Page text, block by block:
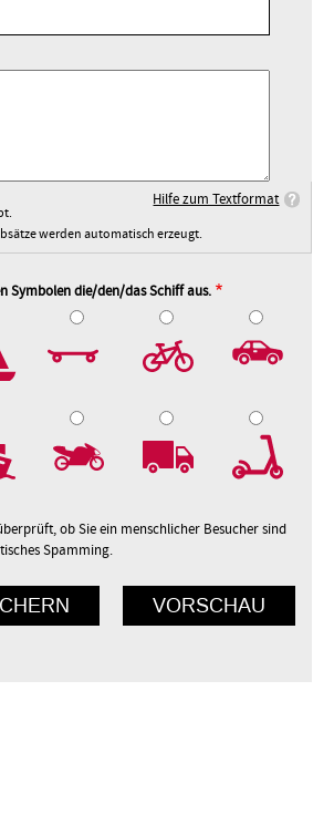
Hilfe zum Textformat
werden automatisch erzeugt.
Symbolen die/den/das Schiff aus.
ob Sie ein menschlicher Besucher sind
Spamming.